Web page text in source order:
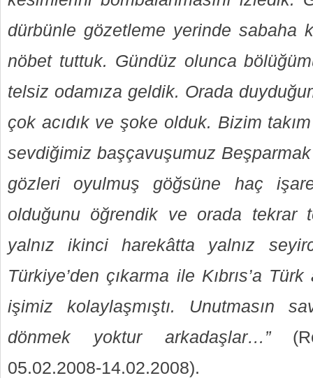
dürbünle gözetleme yerinde sabaha
nöbet tuttuk. Gündüz olunca
telsiz odamıza geldik. Orada
çok acıdık ve şoke olduk. Bizim
sevdiğimiz başçavuşumuz
gözleri oyulmuş göğsüne haç
olduğunu öğrendik ve orada tekrar
yalnız ikinci harekâtta yalnız
Türkiye’den çıkarma ile Kıbrıs’a
işimiz kolaylaşmıştı. Unutmasın
dönmek yoktur arkadaşlar…”
05.02.2008-14.02.2008).